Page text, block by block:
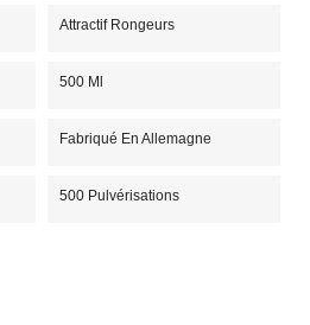
Attractif Rongeurs
500 Ml
Fabriqué En Allemagne
500 Pulvérisations